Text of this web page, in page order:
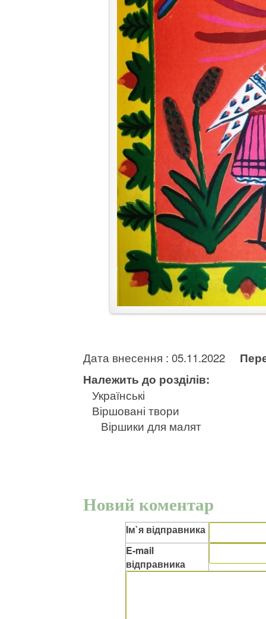
Дата внесення : 05.11.2022
Належить до розділів:
Українські
Віршовані твори
Віршики для малят
Новий коментар
Ім`я відправника
E-mail
відправника